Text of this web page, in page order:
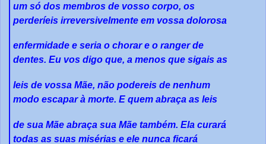
um só dos membros de vosso corpo, os
perderíeis irreversivelmente em vossa dolorosa
enfermidade e seria o chorar e o ranger de
dentes. Eu vos digo que, a menos que sigais as
leis de vossa Mãe, não podereis de nenhum
modo escapar à morte. E quem abraça as leis
de sua Mãe abraça sua Mãe também. Ela curará
todas as suas misérias e ele nunca ficará